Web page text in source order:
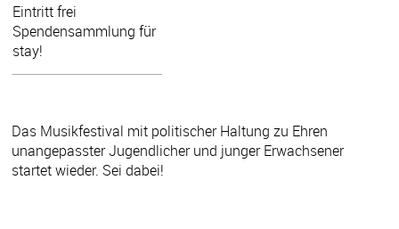
Eintritt frei
Spendensammlung für
stay!
Das Musikfestival mit politischer Haltung zu Ehren
unangepasster Jugendlicher und junger Erwachsener
startet wieder. Sei dabei!